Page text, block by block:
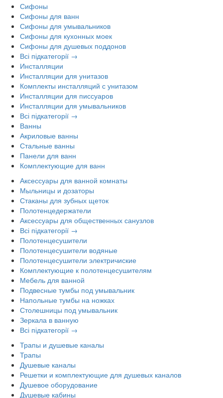
Сифоны
Сифоны для ванн
Сифоны для умывальников
Сифоны для кухонных моек
Сифоны для душевых поддонов
Всі підкатегорії →
Инсталляции
Инсталляции для унитазов
Комплекты инсталляций с унитазом
Инсталляции для писсуаров
Инсталляции для умывальников
Всі підкатегорії →
Ванны
Акриловые ванны
Стальные ванны
Панели для ванн
Комплектующие для ванн
Аксессуары для ванной комнаты
Мыльницы и дозаторы
Стаканы для зубных щеток
Полотенцедержатели
Аксессуары для общественных санузлов
Всі підкатегорії →
Полотенцесушители
Полотенцесушители водяные
Полотенцесушители электричиские
Комплектующие к полотенцесушителям
Мебель для ванной
Подвесные тумбы под умывальник
Напольные тумбы на ножках
Столешницы под умывальник
Зеркала в ванную
Всі підкатегорії →
Трапы и душевые каналы
Трапы
Душевые каналы
Решетки и комплектующие для душевых каналов
Душевое оборудование
Душевые кабины